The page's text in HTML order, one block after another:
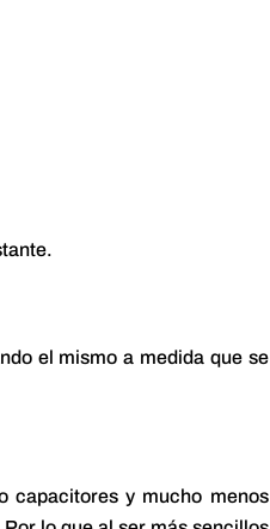
el mismo a medida que se
capacitores y mucho menos